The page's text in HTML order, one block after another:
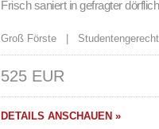
Frisch saniert in gefragter
Groß Förste | Studentengerecht
525 EUR
DETAILS ANSCHAUEN »